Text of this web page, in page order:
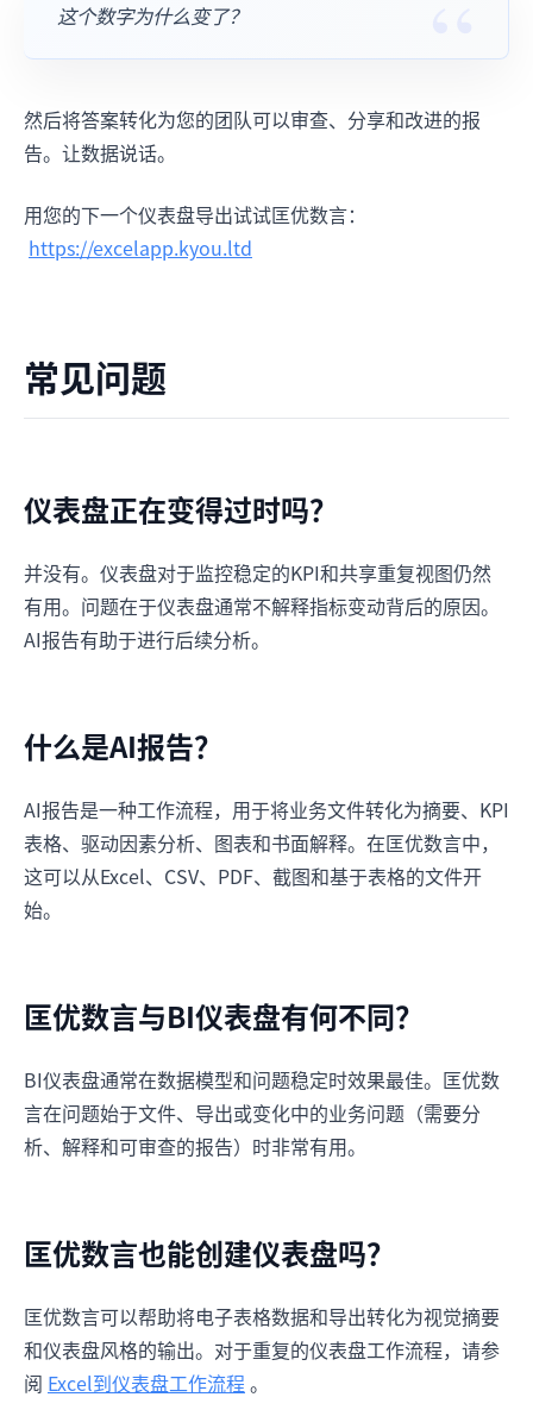
这个数字为什么变了？
然后将答案转化为您的团队可以审查、分享和改进的报
告。让数据说话。
用您的下一个仪表盘导出试试匡优数言：
https://excelapp.kyou.ltd
常见问题
仪表盘正在变得过时吗？
并没有。仪表盘对于监控稳定的KPI和共享重复视图仍然
有用。问题在于仪表盘通常不解释指标变动背后的原因。
AI报告有助于进行后续分析。
什么是AI报告？
AI报告是一种工作流程，用于将业务文件转化为摘要、KPI
表格、驱动因素分析、图表和书面解释。在匡优数言中，
这可以从Excel、CSV、PDF、截图和基于表格的文件开
始。
匡优数言与BI仪表盘有何不同？
BI仪表盘通常在数据模型和问题稳定时效果最佳。匡优数
言在问题始于文件、导出或变化中的业务问题（需要分
析、解释和可审查的报告）时非常有用。
匡优数言也能创建仪表盘吗？
匡优数言可以帮助将电子表格数据和导出转化为视觉摘要
和仪表盘风格的输出。对于重复的仪表盘工作流程，请参
阅 Excel到仪表盘工作流程 。